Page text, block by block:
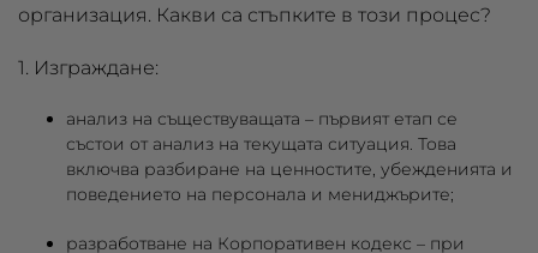
организация. Какви са стъпките в този процес?
1. Изграждане:
анализ на съществуващата – първият етап се
състои от анализ на текущата ситуация. Това
включва разбиране на ценностите, убежденията и
поведението на персонала и мениджърите;
разработване на Корпоративен кодекс – при